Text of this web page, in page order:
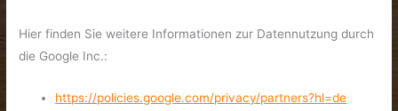
Hier finden Sie weitere Informationen zur Datennutzung durch
die Google Inc.:
https://policies.google.com/privacy/partners?hl=de